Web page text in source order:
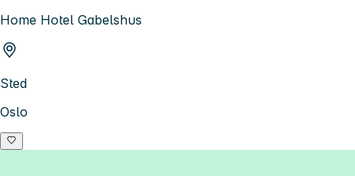
Home Hotel Gabelshus
Sted
Oslo